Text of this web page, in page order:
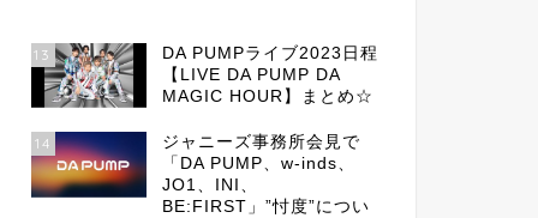
13
DA PUMPライブ2023日程
【LIVE DA PUMP DA
MAGIC HOUR】まとめ☆
14
ジャニーズ事務所会見で
「DA PUMP、w-inds、
JO1、INI、
BE:FIRST」”忖度”につい